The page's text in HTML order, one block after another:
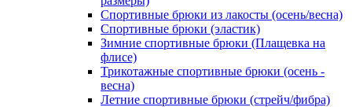
Спортивные брюки из лакосты (осень/весна)
Спортивные брюки (эластик)
Зимние спортивные брюки (Плащевка на
флисе)
Трикотажные спортивные брюки (осень -
весна)
Летние спортивные брюки (стрейч/фибра)